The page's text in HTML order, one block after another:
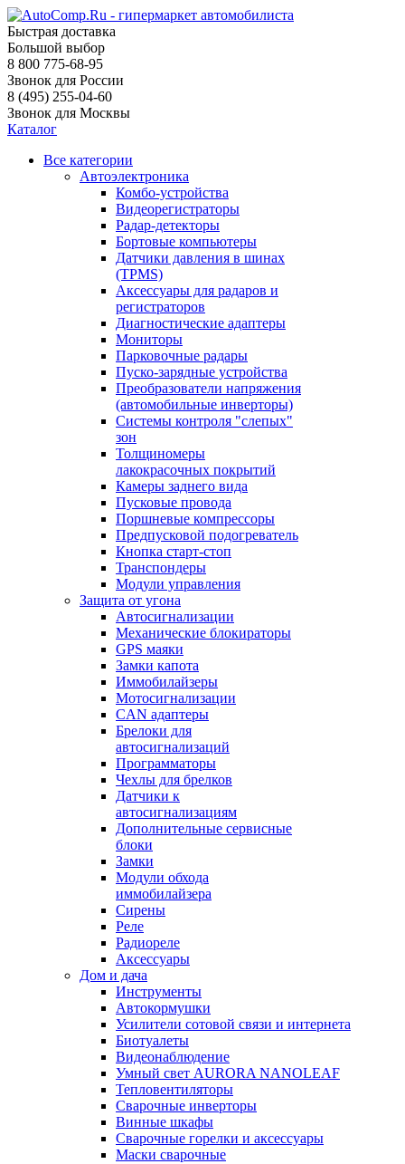
Быстрая доставка
Большой выбор
8 800 775-68-95
Звонок для России
8 (495) 255-04-60
Звонок для Москвы
Каталог
Все категории
Автоэлектроника
Комбо-устройства
Видеорегистраторы
Радар-детекторы
Бортовые компьютеры
Датчики давления в шинах
(TPMS)
Аксессуары для радаров и
регистраторов
Диагностические адаптеры
Мониторы
Парковочные радары
Пуско-зарядные устройства
Преобразователи напряжения
(автомобильные инверторы)
Системы контроля "слепых"
зон
Толщиномеры
лакокрасочных покрытий
Камеры заднего вида
Пусковые провода
Поршневые компрессоры
Предпусковой подогреватель
Кнопка старт-стоп
Транспондеры
Модули управления
Защита от угона
Автосигнализации
Механические блoкираторы
GPS маяки
Замки капота
Иммобилайзеры
Мотосигнализации
CAN адаптеры
Брелоки для
автосигнализаций
Программаторы
Чехлы для брелков
Датчики к
автосигнализациям
Дополнительные сервисные
блоки
Замки
Модули обхода
иммобилайзера
Сирены
Реле
Радиореле
Аксессуары
Дом и дача
Инструменты
Автокормушки
Усилители сотовой связи и интернета
Биотуалеты
Видеонаблюдение
Умный свет AURORA NANOLEAF
Тепловентиляторы
Сварочные инверторы
Винные шкафы
Сварочные горелки и аксессуары
Маски сварочные